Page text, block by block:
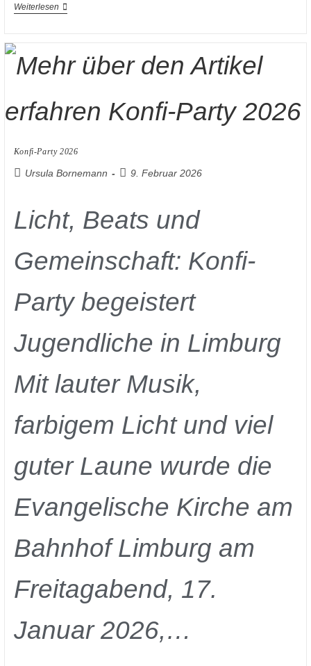
Weiterlesen
Konfi-Party 2026
Ursula Bornemann 9. Februar 2026
Licht, Beats und
Gemeinschaft: Konfi-
Party begeistert
Jugendliche in Limburg
Mit lauter Musik,
farbigem Licht und viel
guter Laune wurde die
Evangelische Kirche am
Bahnhof Limburg am
Freitagabend, 17.
Januar 2026,…